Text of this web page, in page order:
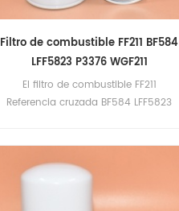
Filtro de combustible FF211 BF584
LFF5823 P3376 WGF211
El filtro de combustible FF211
Referencia cruzada BF584 LFF5823